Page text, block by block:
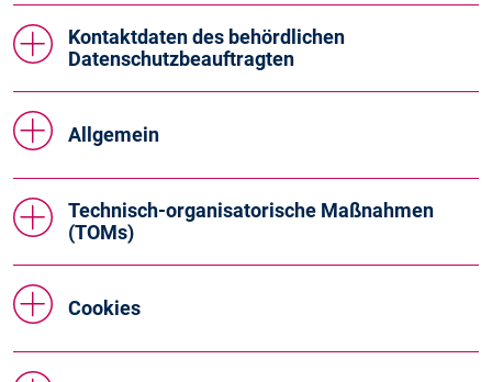
Kontaktdaten des behördlichen
Datenschutzbeauftragten
Allgemein
Technisch-organisatorische Maßnahmen
(TOMs)
Cookies